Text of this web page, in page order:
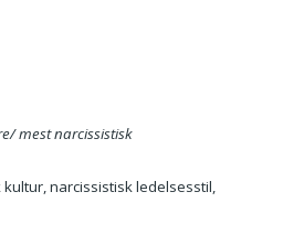
mest narcissistisk
narcissistisk ledelsesstil,